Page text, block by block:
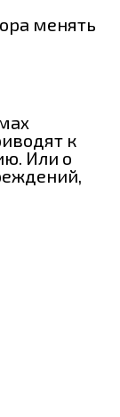
менять
к
Или о